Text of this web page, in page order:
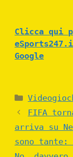
Clicca qui
Google
FIFA
arriva su
sono